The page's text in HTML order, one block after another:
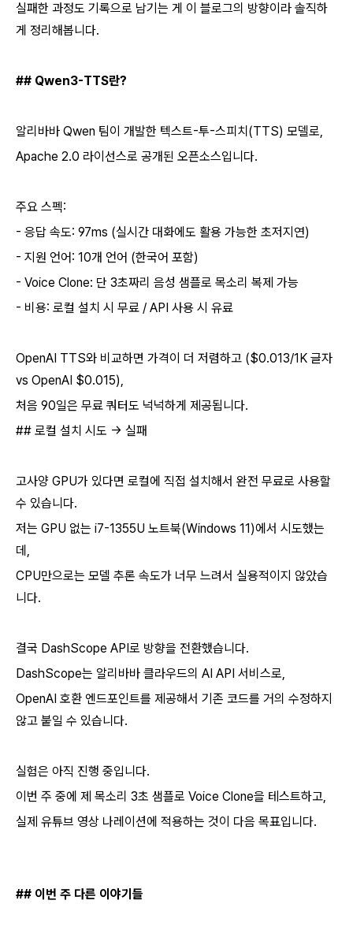
실패한 과정도 기록으로 남기는 게 이 블로그의 방향이라 솔직하
게 정리해봅니다.
## Qwen3-TTS란?
알리바바 Qwen 팀이 개발한 텍스트-투-스피치(TTS) 모델로,
Apache 2.0 라이선스로 공개된 오픈소스입니다.
주요 스펙:
- 응답 속도: 97ms (실시간 대화에도 활용 가능한 초저지연)
- 지원 언어: 10개 언어 (한국어 포함)
- Voice Clone: 단 3초짜리 음성 샘플로 목소리 복제 가능
- 비용: 로컬 설치 시 무료 / API 사용 시 유료
OpenAI TTS와 비교하면 가격이 더 저렴하고 ($0.013/1K 글자
vs OpenAI $0.015),
처음 90일은 무료 쿼터도 넉넉하게 제공됩니다.
## 로컬 설치 시도 → 실패
고사양 GPU가 있다면 로컬에 직접 설치해서 완전 무료로 사용할
수 있습니다.
저는 GPU 없는 i7-1355U 노트북(Windows 11)에서 시도했는
데,
CPU만으로는 모델 추론 속도가 너무 느려서 실용적이지 않았습
니다.
결국 DashScope API로 방향을 전환했습니다.
DashScope는 알리바바 클라우드의 AI API 서비스로,
OpenAI 호환 엔드포인트를 제공해서 기존 코드를 거의 수정하지
않고 붙일 수 있습니다.
실험은 아직 진행 중입니다.
이번 주 중에 제 목소리 3초 샘플로 Voice Clone을 테스트하고,
실제 유튜브 영상 나레이션에 적용하는 것이 다음 목표입니다.
## 이번 주 다른 이야기들